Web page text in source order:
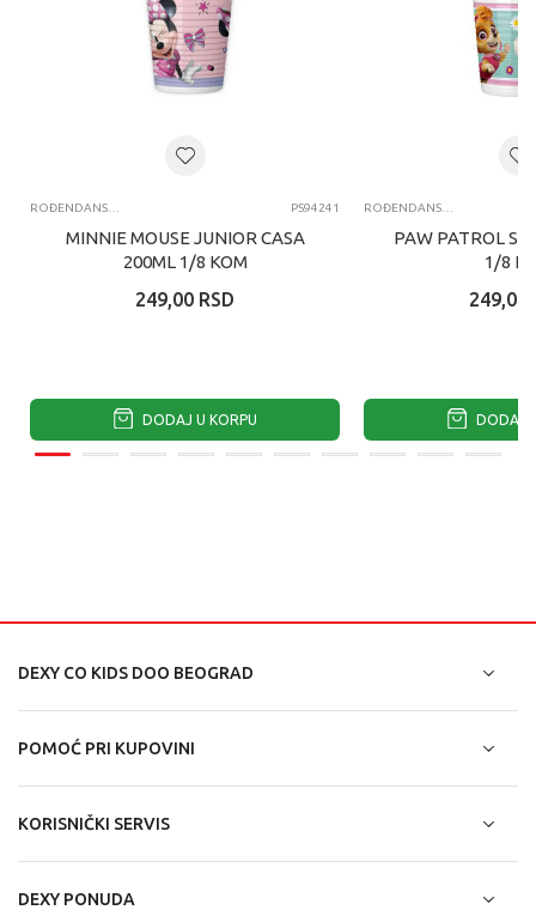
PS94241
MINNIE MOUSE JUNIOR CASA
200ML 1/8 KOM
249,00 RSD
DODAJ U KORPU
PAW PATROL
1/8
249,00
DODAJ
DEXY CO KIDS DOO BEOGRAD
POMOĆ PRI KUPOVINI
KORISNIČKI SERVIS
DEXY PONUDA